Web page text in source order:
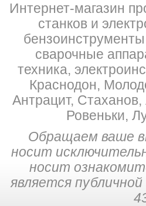
Интернет-магазин
станков и
сварочные
техника,
Краснодон,
Антрацит,
Ровеньки,
Обращаем ваше
носит
носит
является